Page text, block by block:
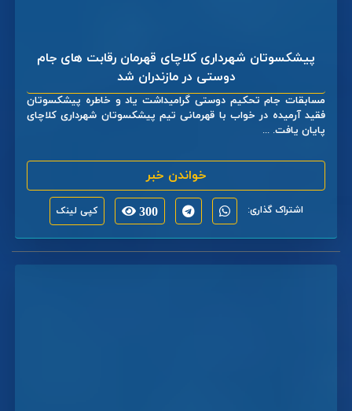
پیشکسوتان شهرداری کلاچای قهرمان رقابت های جام
دوستی در مازندران شد
مسابقات جام تحکیم دوستی گرامیداشت یاد و خاطره پیشکسوتان
فقید آرمیده در خواب با قهرمانی تیم پیشکسوتان شهرداری کلاچای
پایان یافت. ...
خواندن خبر
اشتراک گذاری: 300 کپی لینک